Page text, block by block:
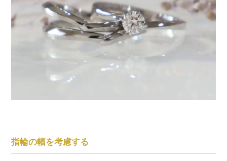
指輪の幅を考慮する